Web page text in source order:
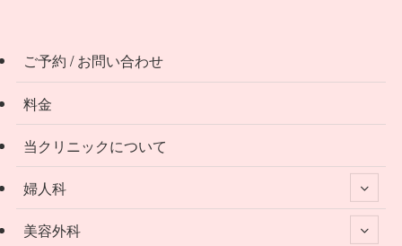
ご予約 / お問い合わせ
料金
当クリニックについて
婦人科
美容外科